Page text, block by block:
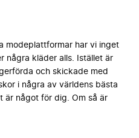
modeplattformar har vi inget
några kläder alls. Istället är
och skickade med
i några av världens bästa
är något för dig. Om så är